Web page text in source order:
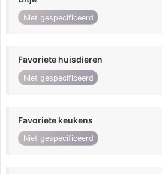
Niet gespecificeerd
Favoriete huisdieren
Niet gespecificeerd
Favoriete keukens
Niet gespecificeerd